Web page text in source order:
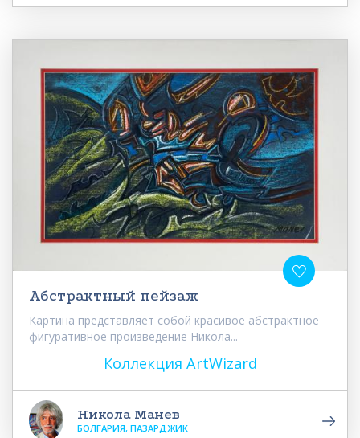
Абстрактный пейзаж
Картина представляет собой красивое абстрактное
фигуративное произведение Никола...
Коллекция ArtWizard
Никола Манев
БОЛГАРИЯ, ПАЗАРДЖИК